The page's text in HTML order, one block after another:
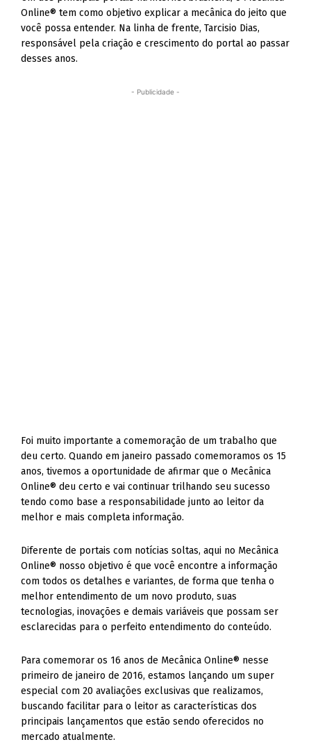
Online® tem como objetivo explicar a mecânica do jeito que
você possa entender. Na linha de frente, Tarcisio Dias,
responsável pela criação e crescimento do portal ao passar
desses anos.
- Publicidade -
Foi muito importante a comemoração de um trabalho que
deu certo. Quando em janeiro passado comemoramos os 15
anos, tivemos a oportunidade de afirmar que o Mecânica
Online® deu certo e vai continuar trilhando seu sucesso
tendo como base a responsabilidade junto ao leitor da
melhor e mais completa informação.
Diferente de portais com notícias soltas, aqui no Mecânica
Online® nosso objetivo é que você encontre a informação
com todos os detalhes e variantes, de forma que tenha o
melhor entendimento de um novo produto, suas
tecnologias, inovações e demais variáveis que possam ser
esclarecidas para o perfeito entendimento do conteúdo.
Para comemorar os 16 anos de Mecânica Online® nesse
primeiro de janeiro de 2016, estamos lançando um super
especial com 20 avaliações exclusivas que realizamos,
buscando facilitar para o leitor as características dos
principais lançamentos que estão sendo oferecidos no
mercado atualmente.